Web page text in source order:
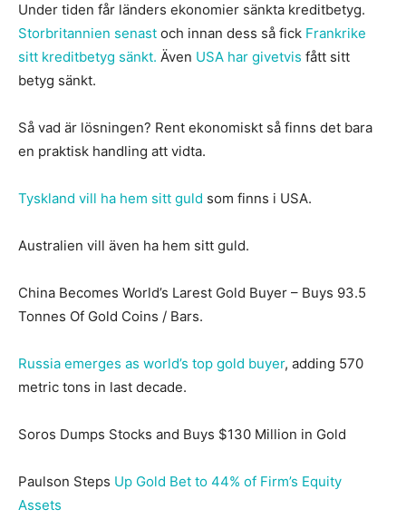
Under tiden får länders ekonomier sänkta kreditbetyg.
Storbritannien senast och innan dess så fick Frankrike
sitt kreditbetyg sänkt. Även USA har givetvis fått sitt
betyg sänkt.
Så vad är lösningen? Rent ekonomiskt så finns det bara
en praktisk handling att vidta.
Tyskland vill ha hem sitt guld som finns i USA.
Australien vill även ha hem sitt guld.
China Becomes World’s Larest Gold Buyer – Buys 93.5
Tonnes Of Gold Coins / Bars.
Russia emerges as world’s top gold buyer, adding 570
metric tons in last decade.
Soros Dumps Stocks and Buys $130 Million in Gold
Paulson Steps Up Gold Bet to 44% of Firm’s Equity
Assets